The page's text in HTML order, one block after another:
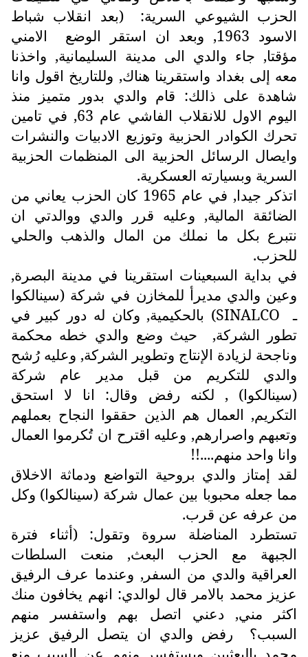
الحزب الشيوعي السرية: (بعد انقلاب شباط
الاسود 1963, وبعد ان استقر الوضع الامني
مؤقتا, جاء والدي الى مدينة السليمانية, واخذنا
معه إلى بغداد واستقرينا هناك, وللتاريخ اقول وانا
شاهدة على ذالك: قام والدي بدور متميز منذ
اليوم الاول للانقلاب الفاشي عام 63, في تامين
تحرك الكوادر الحزبية وتوزيع الادبيات والنشرات
وايصال الرسائل الحزبية الى المنظمات الحزبية
السرية وبسيارته العسكرية.
اتذكر جيدا, في عام 1965 كان الحزب يعاني من
الضائقة المالية, وعليه قرر والدي ووالدتي ان
نتبرع بكل ما نملك من المال والذهب والحلي
للحزب.
في بداية السبعينات استقرينا في مدينة البصرة,
وعين والدي مديرأ للمخازن في شركة (سينالكوا
ـ SINALCO) بالحكيمية, وكان له دور كبير في
تطور الشركة, حيث وضع والدي خطه محكمة
وناجحة لزيادة الإنتاج وتطوير الشركة, وعليه رُشح
والدي للتكريم من قبل مدير عام شركة
(سينالكوا) , لكنه رفض وقال: انا لا استحق
التكريم, العمال هم الذين حققوا النجاح بعملهم
وتعبهم واصرارهم, وعليه اقترح ان تُكرموا العمال
وانا واحد منهم....!!
لقد إمتاز والدي بروحية التواضع ودماثة الاخلاق
مما جعله محبوبا بين عمال شركة (سينالكوا) وكل
من عرفه عن قرب.
تستطرد المناضلة سروة وتقول: (أثناء فترة
الجبهة مع الحزب البعث, منعت السلطات
العراقية والدي من السفر, وعندما عرف الرفيق
عزيز محمد بالامر قال لوالدي: انهم يخافون منك
اكثر مني, دعني اتصل بهم واستفسر منهم
السبب؟ رفض والدي ان يتصل الرفيق عزيز